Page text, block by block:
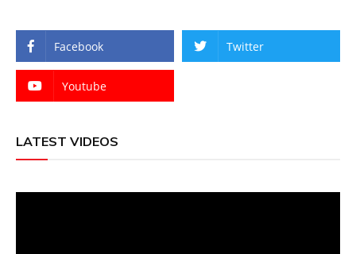
Facebook Twitter
Youtube
LATEST VIDEOS